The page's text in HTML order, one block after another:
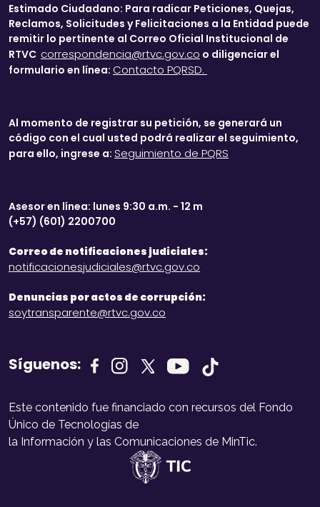
Estimado Ciudadano: Para radicar Peticiones, Quejas,
Reclamos, Solicitudes y Felicitaciones a la Entidad puede
remitir lo pertinente al Correo Oficial Institucional de
RTVC correspondencia@rtvc.gov.co o diligenciar el
formulario en línea: Contacto PQRSD.
Al momento de registrar su petición, se generará un
código con el cual usted podrá realizar el seguimiento,
para ello, ingrese a: Seguimiento de PQRS
Asesor en línea: lunes 9:30 a.m. - 12 m
(+57) (601) 2200700
Correo de notificaciones judiciales:
notificacionesjudiciales@rtvc.gov.co
Denuncias por actos de corrupción:
soytransparente@rtvc.gov.co
Síguenos:
Este contenido fue financiado con recursos del Fondo
Único de Tecnologías de
la Información y las Comunicaciones de MinTic.